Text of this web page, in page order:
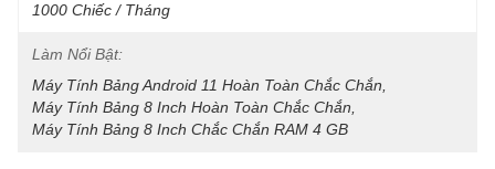
1000 Chiếc / Tháng
Làm Nổi Bật:
Máy Tính Bảng Android 11 Hoàn Toàn Chắc Chắn
Máy Tính Bảng 8 Inch Hoàn Toàn Chắc Chắn
Máy Tính Bảng 8 Inch Chắc Chắn RAM 4 GB